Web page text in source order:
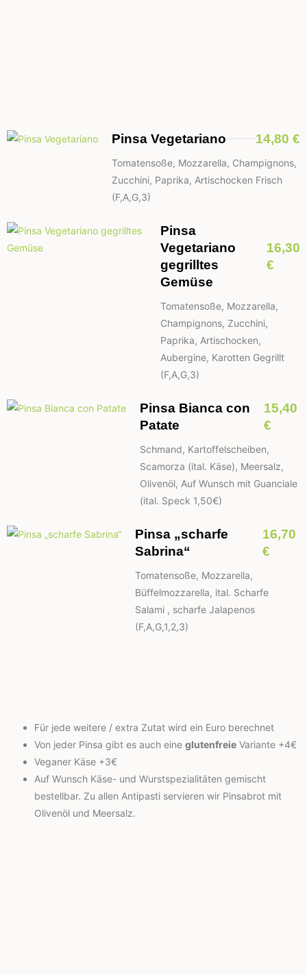
Pinsa Vegetariano 14,80 €
Tomatensoße, Mozzarella, Champignons,
Zucchini, Paprika, Artischocken Frisch
(F,A,G,3)
Pinsa
Vegetariano
gegrilltes
Gemüse
16,30
€
Tomatensoße, Mozzarella,
Champignons, Zucchini,
Paprika, Artischocken,
Aubergine, Karotten Gegrillt
(F,A,G,3)
Pinsa Bianca con
Patate
15,40
€
Schmand, Kartoffelscheiben,
Scamorza (ital. Käse), Meersalz,
Olivenöl, Auf Wunsch mit Guanciale
(ital. Speck 1,50€)
Pinsa „scharfe
Sabrina“
16,70
€
Tomatensoße, Mozzarella,
Büffelmozzarella, ital. Scharfe
Salami , scharfe Jalapenos
(F,A,G,1,2,3)
Für jede weitere / extra Zutat wird ein Euro berechnet
Von jeder Pinsa gibt es auch eine glutenfreie Variante +4€
Veganer Käse +3€
Auf Wunsch Käse- und Wurstspezialitäten gemischt
bestellbar. Zu allen Antipasti servieren wir Pinsabrot mit
Olivenöl und Meersalz.